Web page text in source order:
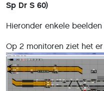
Sp Dr S 60)
Hieronder enkele
Op 2 monitoren ziet het